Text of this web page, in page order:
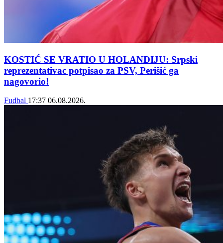
KOSTIĆ SE VRATIO U HOLANDIJU: Srpski
reprezentativac potpisao za PSV, Perišić ga
nagovorio!
Fudbal 17:37 06.08.2026.